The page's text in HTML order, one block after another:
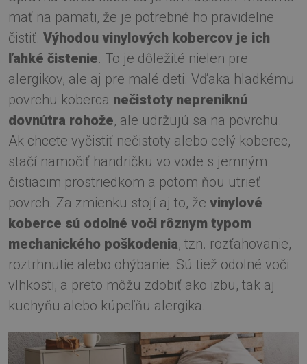
mať na pamäti, že je potrebné ho pravidelne
čistiť. Výhodou vinylových kobercov je ich
ľahké čistenie. To je dôležité nielen pre
alergikov, ale aj pre malé deti. Vďaka hladkému
povrchu koberca nečistoty nepreniknú
dovnútra rohože, ale udržujú sa na povrchu.
Ak chcete vyčistiť nečistoty alebo celý koberec,
stačí namočiť handričku vo vode s jemným
čistiacim prostriedkom a potom ňou utrieť
povrch. Za zmienku stojí aj to, že vinylové
koberce sú odolné voči rôznym typom
mechanického poškodenia, tzn. rozťahovanie,
roztrhnutie alebo ohýbanie. Sú tiež odolné voči
vlhkosti, a preto môžu zdobiť ako izbu, tak aj
kuchyňu alebo kúpeľňu alergika.